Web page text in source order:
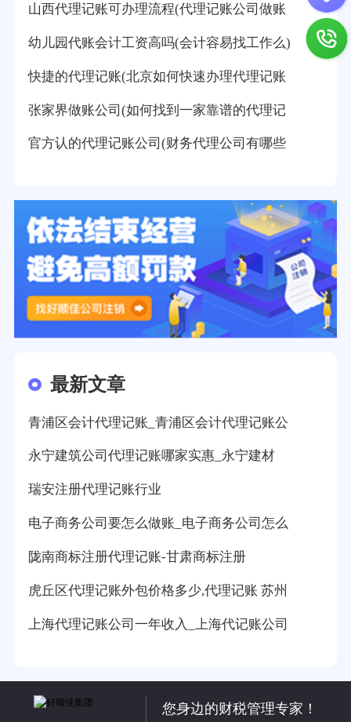
山西代理记账可办理流程(代理记账公司做账
幼儿园代账会计工资高吗(会计容易找工作么)
快捷的代理记账(北京如何快速办理代理记账
张家界做账公司(如何找到一家靠谱的代理记
官方认的代理记账公司(财务代理公司有哪些
最新文章
青浦区会计代理记账_青浦区会计代理记账公
永宁建筑公司代理记账哪家实惠_永宁建材
瑞安注册代理记账行业
电子商务公司要怎么做账_电子商务公司怎么
陇南商标注册代理记账-甘肃商标注册
虎丘区代理记账外包价格多少,代理记账 苏州
上海代理记账公司一年收入_上海代记账公司
您身边的财税管理专家！